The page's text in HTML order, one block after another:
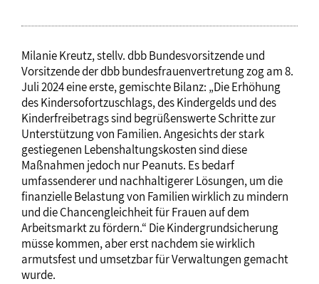
Milanie Kreutz, stellv. dbb Bundesvorsitzende und
Vorsitzende der dbb bundesfrauenvertretung zog am 8.
Juli 2024 eine erste, gemischte Bilanz: „Die Erhöhung
des Kindersofortzuschlags, des Kindergelds und des
Kinderfreibetrags sind begrüßenswerte Schritte zur
Unterstützung von Familien. Angesichts der stark
gestiegenen Lebenshaltungskosten sind diese
Maßnahmen jedoch nur Peanuts. Es bedarf
umfassenderer und nachhaltigerer Lösungen, um die
finanzielle Belastung von Familien wirklich zu mindern
und die Chancengleichheit für Frauen auf dem
Arbeitsmarkt zu fördern.“ Die Kindergrundsicherung
müsse kommen, aber erst nachdem sie wirklich
armutsfest und umsetzbar für Verwaltungen gemacht
wurde.